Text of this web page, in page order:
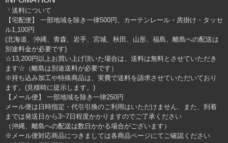
送料について
【宅配便】 一部地域を除き一律500円、カーテンレール・房掛け・タッセ
ル1,100円
(北海道、沖縄、青森、岩手、宮城、秋田、山形、福島、離島への配送は
別途料金が必要です)
☆13,200円以上お買い上げ頂いた場合は、送料は無料とさせていただき
ます☆（離島は別途送料が必要です）
※持ち込み加工や特殊商品は、実費で送料を請求させていただいており
ます。(見積時に提示します。)
【メール便】 一部地域を除き一律250円
メール便は日時指定・代引引換のご利用はいただけません、また、到着
までは発送日から3~7日程度かかりますのでご了承ください
（沖縄、離島への配送は数日かかる場合がございます）
※メール便対応商品につきましては各商品ページにてご確認ください